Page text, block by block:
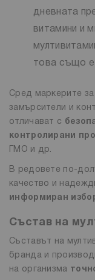
дневната
витамини и
това също е
Сред маркерите за
замърсители и
отличават с
контролирани
ГМО и др.
В редовете по-
качество и
информиран
Състав на
Съставът на
бранда и
на организма